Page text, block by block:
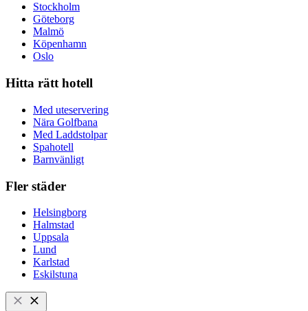
Stockholm
Göteborg
Malmö
Köpenhamn
Oslo
Hitta rätt hotell
Med uteservering
Nära Golfbana
Med Laddstolpar
Spahotell
Barnvänligt
Fler städer
Helsingborg
Halmstad
Uppsala
Lund
Karlstad
Eskilstuna